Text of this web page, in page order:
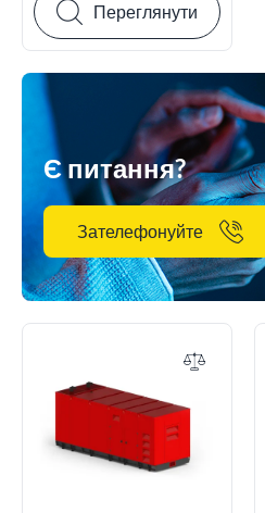
Переглянути
Є питання?
Зателефонуйте